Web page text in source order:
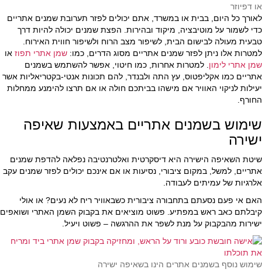
או דפיוזר
לאורך כל היום, בבית או במשרד, אתם יכולים לפזר תערובת שמנים אתריים
כדי לשמור על מוטיבציה, מיקוד ובהירות. הפצת שמנים יכולה להיות דרך
טבעית מעולה לבישום הבית, לשיפור מצב הרוח ולשיפור חווית האירוח.
למטרות אלו ניתן לפזר שמנים אתריים מסוג הדרים, כמו: שמן אתרי תפוז או
שמן אתרי לימון . למטרות אחרות, כמו חיטוי, אפשר להשתמש בשמנים
אתריים כמו אקליפטוס, עץ התה ולבנדר, להם תכונות אנטי-בקטריאליות אשר
יעילות לניקוי האוויר אם מישהו בביתכם חולה או אם תרצו להימנע ממחלות
החורף.
שימוש בשמנים אתריים באמצעות שאיפה
ישירה
שיטת השאיפה הישירה היא דיסקרטית ואלטרנטיבה נפלאה להדפת שמנים
אתריים, למשל, במקום ציבורי, נסיעות או אם אינכם יכולים לפזר שמנים עקב
אלרגיות של עמיתים לעבודה.
האם אי פעם נסעתם בתחבורה ציבורית כשבאוויר ריח לא נעים? או אולי
קיבלתם כאב ראש במפתיע. פשוט מוציאים את בקבוק השמן האתרי ושואפים
ישירות מהבקבוק על מנת לשפר את ההרגשה – פשוט ויעיל.
שימוש נוסף בשמנים אתרים הינו בשאיפה ישירה